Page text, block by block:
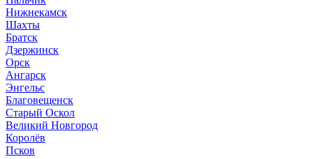
Нижнекамск
Шахты
Братск
Дзержинск
Орск
Ангарск
Энгельс
Благовещенск
Старый Оскол
Великий Новгород
Королёв
Псков